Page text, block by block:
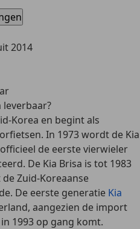
2014
leverbaar?
Korea en begint als
In 1973 wordt de Kia
de eerste vierwieler
De Kia Brisa is tot 1983
Zuid-Koreaanse
De eerste generatie Kia
aangezien de import
1993 op gang komt.